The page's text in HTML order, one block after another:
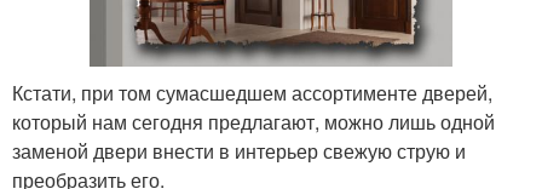
Кстати, при том сумасшедшем ассортименте дверей,
который нам сегодня предлагают, можно лишь одной
заменой двери внести в интерьер свежую струю и
преобразить его.